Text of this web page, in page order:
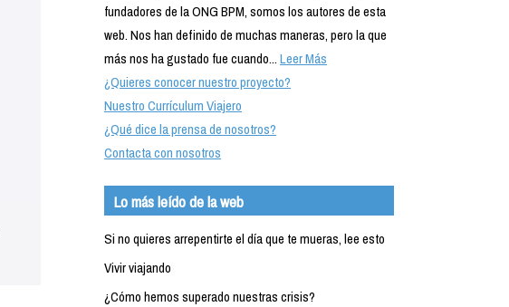
fundadores de la ONG BPM, somos los autores de esta
web. Nos han definido de muchas maneras, pero la que
más nos ha gustado fue cuando...Leer Más
¿Quieres conocer nuestro proyecto?
Nuestro Currículum Viajero
¿Qué dice la prensa de nosotros?
Contacta con nosotros
Lo más leído de la web
Si no quieres arrepentirte el día que te mueras, lee esto
Vivir viajando
¿Cómo hemos superado nuestras crisis?